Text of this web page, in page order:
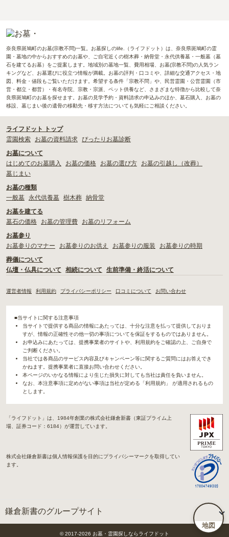
地図
奈良県斑鳩町のお墓(宗教不問)一覧。お墓探しのlife.（ライフドット）は、奈良県斑鳩町の霊
園・墓地の中からおすすめのお墓や、ご自宅近くの樹木葬・納骨堂・永代供養墓・一般墓（墓
石を建てるお墓）をご提案します。地域別の墓地一覧、費用相場、お墓(宗教不問)の人気ラン
キングなど、お墓選びに役立つ情報が満載。お墓の評判・口コミや、詳細な交通アクセス・地
図、料金・値段もご覧いただけます。希望する条件「宗教不問」や、民営霊園・公営霊園（市
営・都立・都営）・有名寺院、宗教・宗派、ペット供養など、さまざまな特徴から比較して奈
良県斑鳩町のお墓を探せます。お墓の見学予約・資料請求の申込みのほか、墓石購入、お墓の
移設、墓じまい後の遺骨の移動先・移す方法についても気軽にご相談ください。
ライフドット トップ
霊園検索
お墓の資料請求 ぴったりお墓診断
お墓について
はじめてのお墓購入
お墓の価格 お墓の選び方
お墓の引越し（改葬）
墓じまい
お墓の種類
一般墓
永代供養墓 樹木葬 納骨堂
お墓を建てる
墓石の価格
お墓の管理費
お墓のリフォーム
お墓参り
お墓参りのマナー
お墓参りのお供え お墓参りの服装
お墓参りの時期
葬儀について
仏壇・仏具について
相続について 生前準備・終活について
運営者情報 利用規約 プライバシーポリシー 口コミについて お問い合わせ
■当サイトに関する注意事項
当サイトで提供する商品の情報にあたっては、十分な注意を払って提供しておりま
すが、情報の正確性その他一切の事項についてを保証をするものではありません。
お申込みにあたっては、提携事業者のサイトや、利用規約をご確認の上、ご自身で
ご判断ください。
当社では各商品のサービス内容及びキャンペーン等に関するご質問にはお答えでき
かねます。提携事業者に直接お問い合わせください。
本ページのいかなる情報により生じた損失に対しても当社は責任を負いません。
なお、本注意事項に定めがない事項は当社が定める「利用規約」 が適用されるもの
とします。
「ライフドット」は、1984年創業の株式会社鎌倉新書（東証プライム上
場、証券コード：6184）が運営しています。
株式会社鎌倉新書は個人情報保護を目的にプライバシーマークを取得してい
ます。
鎌倉新書のグループサイト
「Life.（ライフドット）」関連サイト
© 2017-2026 お墓・霊園探しならライフドット